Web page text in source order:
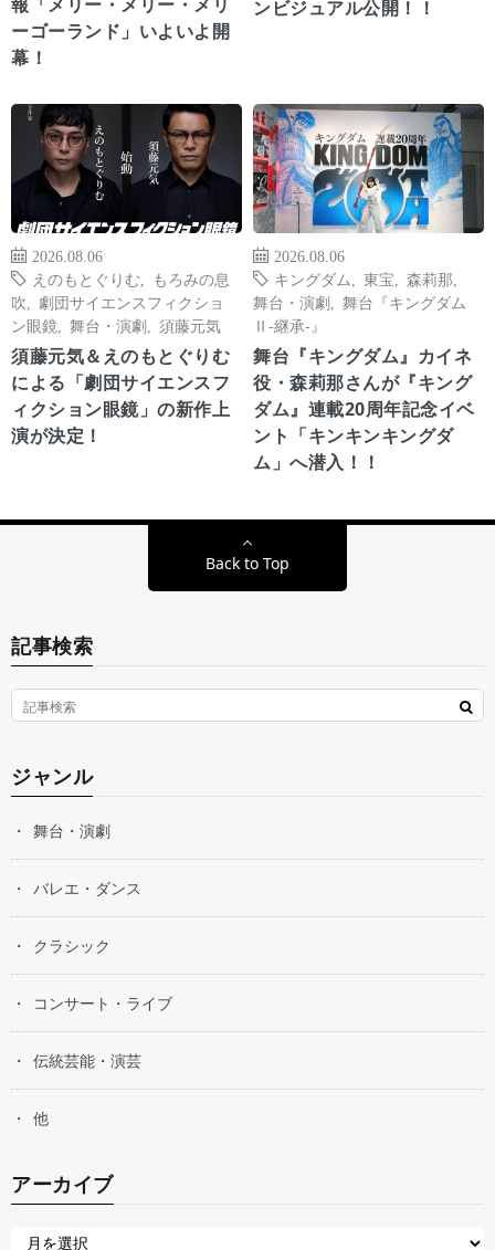
ーゴーランド」いよいよ開
幕！
ンビジュアル公開！！
2026.08.06
えのもとぐりむ
もろみの息
吹
劇団サイエンスフィクショ
ン眼鏡
舞台・演劇 須藤元気
須藤元気＆えのもとぐりむ
による「劇団サイエンスフ
ィクション眼鏡」の新作上
演が決定！
2026.08.06
キングダム
東宝 森莉那
舞台・演劇
舞台『キングダム
Ⅱ-継承-』
舞台『キングダム』カイネ
役・森莉那さんが『キング
ダム』連載20周年記念イベ
ント「キンキンキングダ
ム」へ潜入！！
Back to Top
記事検索
ジャンル
舞台・演劇
バレエ・ダンス
クラシック
コンサート・ライブ
伝統芸能・演芸
他
アーカイブ